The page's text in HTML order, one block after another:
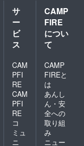
サ
ー
ビ
ス
CAM
PFI
RE
CAM
PFI
RE
コ
ミュ
ニ
CAMP
FIRE
につい
て
CAMP
FIREと
は
あんし
ん・安
全への
取り組
み
ニュー